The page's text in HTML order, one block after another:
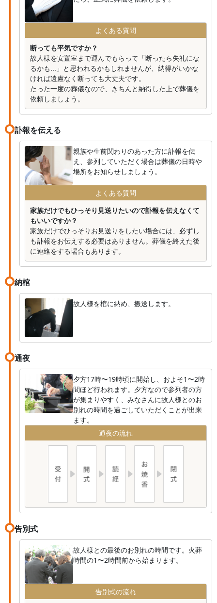
よくある質問
断っても平気ですか？
故人様を安置室まで運んでもらって「断ったら失礼にな
るかも...」と思われるかもしれませんが、納得がいかな
ければ遠慮なく断っても大丈夫です。
たった一度の葬儀なので、きちんと納得した上で葬儀を
依頼しましょう。
訃報を伝える
親族や生前関わりのあった方に訃報を伝
え、参列していただく場合は葬儀の日時や
場所をお知らせしましょう。
よくある質問
家族だけでもひっそり見送りたいので訃報を伝えなくて
もいいですか？
家族だけでひっそりお見送りをしたい場合には、必ずし
も訃報をお伝えする必要はありません。葬儀を終えた後
に連絡をする場合もあります。
納棺
故人様を棺に納め、搬送します。
通夜
夕方17時〜19時頃に開始し、およそ1〜2時
間ほど行われます。夕方なので参列者の方
が集まりやすく、みなさんに故人様とのお
別れの時間を過ごしていただくことが出来
ます。
通夜の流れ
告別式
故人様との最後のお別れの時間です。火葬
時間の1〜2時間前から始まります。
告別式の流れ